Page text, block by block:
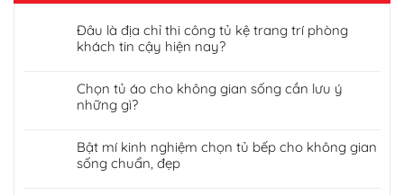
Đâu là địa chỉ thi công tủ kệ trang trí phòng
khách tin cậy hiện nay?
Chọn tủ áo cho không gian sống cần lưu ý
những gì?
Bật mí kinh nghiệm chọn tủ bếp cho không gian
sống chuẩn, đẹp